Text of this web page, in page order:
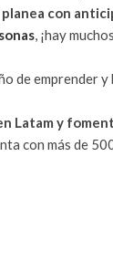
planea con
, ¡hay
de emprender y
Latam y
con más de